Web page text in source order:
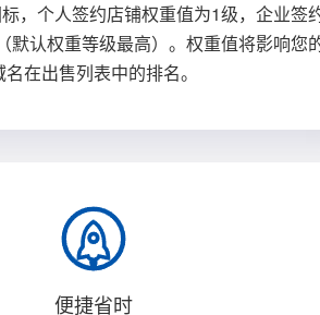
，个人签约店铺权重值为1级，企业签
默认权重等级最高）。权重值将影响您
名在出售列表中的排名。
便捷省时